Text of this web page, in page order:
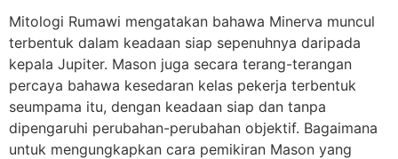
Mitologi Rumawi mengatakan bahawa Minerva muncul
terbentuk dalam keadaan siap sepenuhnya daripada
kepala Jupiter. Mason juga secara terang-terangan
percaya bahawa kesedaran kelas pekerja terbentuk
seumpama itu, dengan keadaan siap dan tanpa
dipengaruhi perubahan-perubahan objektif. Bagaimana
untuk mengungkapkan cara pemikiran Mason yang